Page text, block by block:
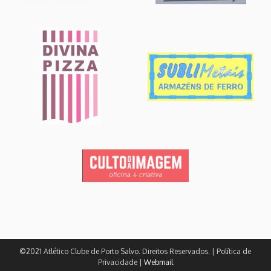
©2021 Atlético Clube de Porto Salvo. Direitos Reservados. | Política de
Privacidade | Webmail